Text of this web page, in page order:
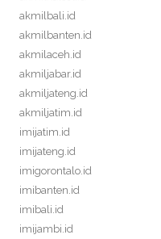
akmilbali.id
akmilbanten.id
akmilaceh.id
akmiljabar.id
akmiljateng.id
akmiljatim.id
imijatim.id
imijateng.id
imigorontalo.id
imibanten.id
imibali.id
imijambi.id